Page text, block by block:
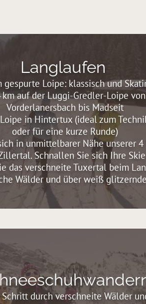
Langlaufen
gespurte Loipe: klassisch und
km auf der Luggi-Gredler-Loipe
Vorderlanersbach bis Madseit
Loipe in Hintertux (ideal zum
oder für eine kurze Runde)
in unmittelbarer Nähe unserer 4
Schnallen Sie sich Ihre
das verschneite Tuxertal beim
Wälder und über weiß
durch verschneite Wälder